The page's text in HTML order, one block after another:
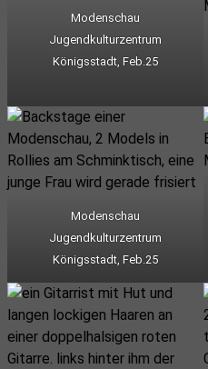
Modenschau
Jugendkulturzentrum
Königsstadt, Feb.25
Modenschau
Jugendkulturzentrum
Königsstadt, Feb.25